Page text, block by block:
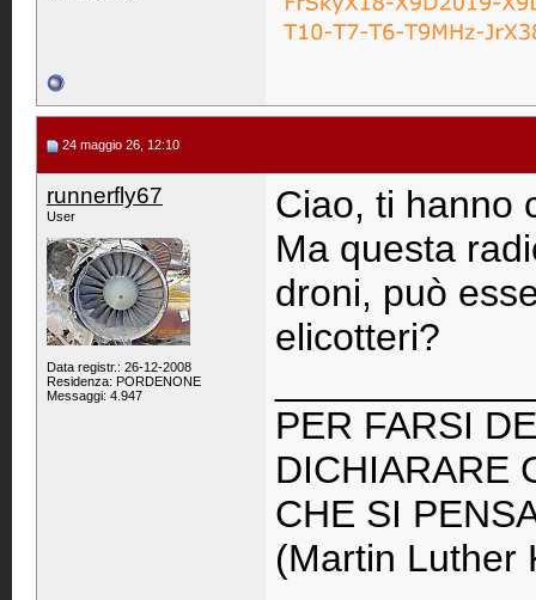
24 maggio 26, 12:10
runnerfly67
User
Data registr.: 26-12-2008
Residenza: PORDENONE
Messaggi: 4.947
Ciao, ti hanno
Ma questa
droni, può
elicotteri?
PER FARSI
DICHIARARE
CHE SI
(Martin Luther